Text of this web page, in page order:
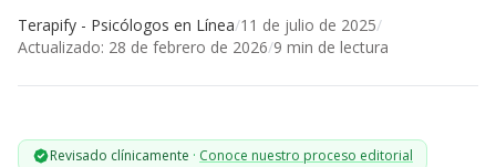
Trabaja con nosotros
Terapify - Psicólogos en Línea/11 de julio de 2025/
Actualizado: 28 de febrero de 2026/9 min de lectura
Revisado clínicamente · Conoce nuestro proceso editorial